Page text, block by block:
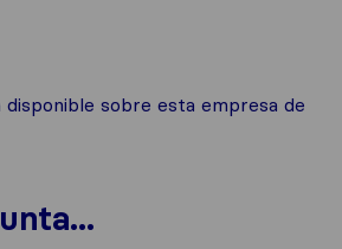
sobre esta empresa de